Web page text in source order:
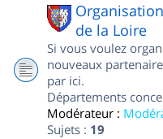
de la Loire
Si vous voulez
nouveaux
par ici.
Départements
Modérateur :
Sujets : 19